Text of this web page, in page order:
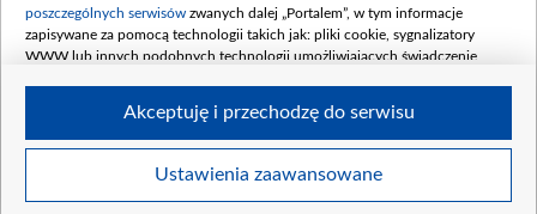
©2026 Telewizja Polska S. A. w likwidacji
poszczególnych serwisów zwanych dalej „Portalem”, w tym informacje
zapisywane za pomocą technologii takich jak: pliki cookie, sygnalizatory
WWW lub innych podobnych technologii umożliwiających świadczenie
Twoje dane osobowe zbierane podczas odwiedzania przez Ciebie
Ustawienia zaawansowane
Akceptuję i przechodzę do serwisu